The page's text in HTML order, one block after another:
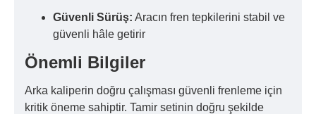
Güvenli Sürüş: Aracın fren tepkilerini stabil ve
güvenli hâle getirir
Önemli Bilgiler
Arka kaliperin doğru çalışması güvenli frenleme için
kritik öneme sahiptir. Tamir setinin doğru şekilde